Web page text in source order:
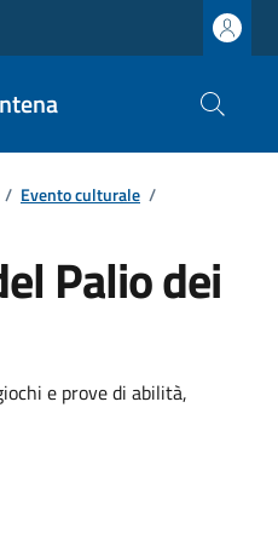
/ Evento culturale /
Palio dei
e prove di abilità,